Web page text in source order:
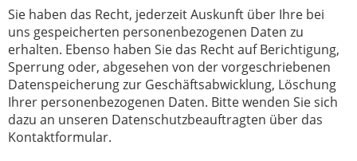
Sie haben das Recht, jederzeit Auskunft über Ihre bei
uns gespeicherten personenbezogenen Daten zu
erhalten. Ebenso haben Sie das Recht auf Berichtigung,
Sperrung oder, abgesehen von der vorgeschriebenen
Datenspeicherung zur Geschäftsabwicklung, Löschung
Ihrer personenbezogenen Daten. Bitte wenden Sie sich
dazu an unseren Datenschutzbeauftragten über das
Kontaktformular.